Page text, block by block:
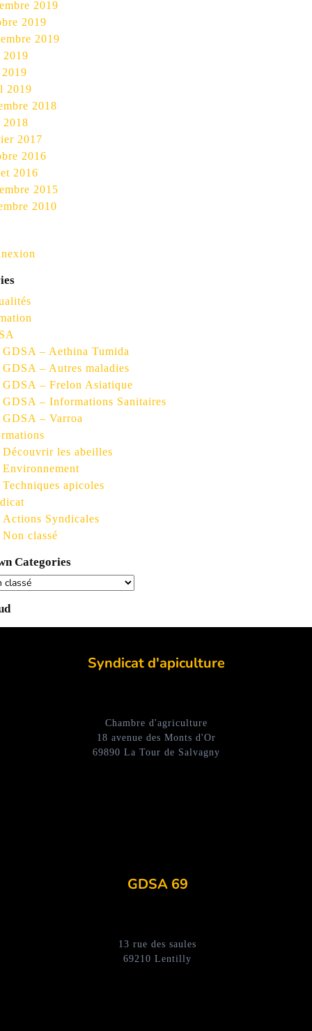
2019
2019
2019
2019
2018
2017
2016
2016
2015
2010
GDSA – Aethina Tumida
GDSA – Autres maladies
GDSA – Frelon Asiatique
GDSA – Informations Sanitaires
GDSA – Varroa
Découvrir les abeilles
Environnement
Techniques apicoles
Actions Syndicales
Non classé
Categories
Syndicat d'apiculture
Chambre d'agriculture
18 avenue des Monts d'Or
69890 La Tour de Salvagny
GDSA 69
13 rue des saules
69210 Lentilly